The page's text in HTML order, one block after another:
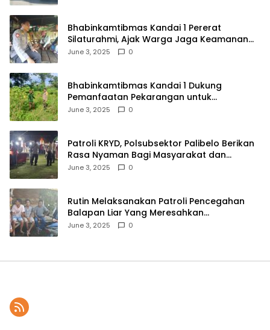
Bhabinkamtibmas Kandai 1 Pererat
Silaturahmi, Ajak Warga Jaga Keamanan
Lingkungan
June 3, 2025 0
Bhabinkamtibmas Kandai 1 Dukung
Pemanfaatan Pekarangan untuk
Ketahanan Pangan Menuju Indonesia Emas
June 3, 2025 0
Patroli KRYD, Polsubsektor Palibelo Berikan
Rasa Nyaman Bagi Masyarakat dan
Antisipasi Aksi Menjurus Premanisme
June 3, 2025 0
Rutin Melaksanakan Patroli Pencegahan
Balapan Liar Yang Meresahkan
Masyarakat, Polsek Soromandi
June 3, 2025 0